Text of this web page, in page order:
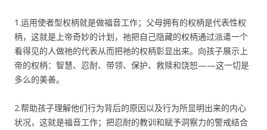
1.运用使者型权柄就是做福音工作；父母拥有的权柄是代表性权
柄，这就是上帝奇妙的计划，祂把自己隐藏的权柄通过派遣一个
看得见的人做祂的代表从而把祂的权柄彰显出来。向孩子展示上
帝的权柄：智慧、忍耐、带领、保护、救赎和饶恕——这一切是
多么的美善。
2.帮助孩子理解他们行为背后的原因以及行为所显明出来的内心
状况，这就是福音工作；把忍耐的教训和赋予洞察力的警戒结合